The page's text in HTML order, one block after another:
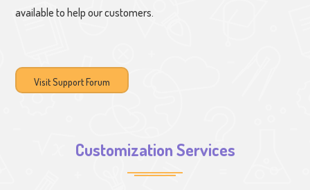
available to help our customers.
Visit Support Forum
Customization Services